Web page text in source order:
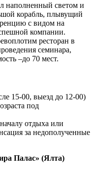
наполненный светом и
корабль, плывущий
с видом на
компании.
ресторан в
семинара,
–до 70 мест.
15-00, выезд до 12-00)
под
отдыха или
за недополученные
Палас» (Ялта)